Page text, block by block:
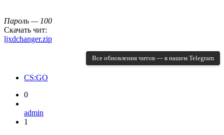
Пароль — 100
Скачать чит:
ljxdchanger.zip
Все обновления читов — в нашем Telegram
CS:GO
0
admin
1